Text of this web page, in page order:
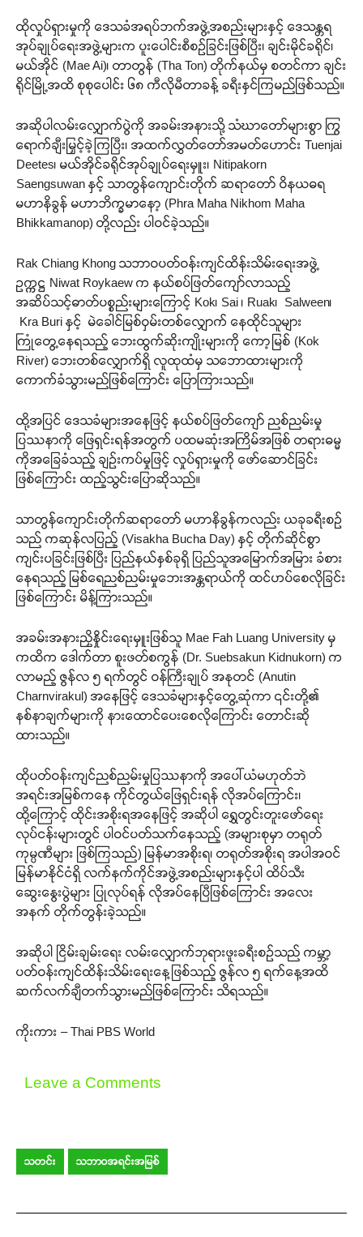
ထိုလှုပ်ရှားမှုကို ဒေသခံအရပ်ဘက်အဖွဲ့အစည်းများနှင့် ဒေသန္တရ
အုပ်ချုပ်ရေးအဖွဲ့များက ပူးပေါင်းစီစဉ်ခြင်းဖြစ်ပြီး၊ ချင်းမိုင်ခရိုင်၊
မယ်အိုင် (Mae Ai)၊ တာတွန် (Tha Ton) တိုက်နယ်မှ စတင်ကာ ချင်း
ရိုင်မြို့အထိ စုစုပေါင်း ၆၈ ကီလိုမီတာခန့် ခရီးနှင်ကြမည်ဖြစ်သည်။
အဆိုပါလမ်းလျှောက်ပွဲကို အခမ်းအနားသို့ သံဃာတော်များစွာ ကြွ
ရောက်ချီးမြှင့်ခဲ့ကြပြီး၊ အထက်လွှတ်တော်အမတ်ဟောင်း Tuenjai
Deetes၊ မယ်အိုင်ခရိုင်အုပ်ချုပ်ရေးမှူး၊ Nitipakorn
Saengsuwan နှင့် သာတွန်ကျောင်းတိုက် ဆရာတော် ဝိနယဓရ
မဟာနိခွန် မဟာဘိက္ခမာနော့ (Phra Maha Nikhom Maha
Bhikkamanop) တို့လည်း ပါဝင်ခဲ့သည်။
Rak Chiang Khong သဘာဝပတ်ဝန်းကျင်ထိန်းသိမ်းရေးအဖွဲ့
ဥက္ကဋ္ဌ Niwat Roykaew က နယ်စပ်ဖြတ်ကျော်လာသည့်
အဆိပ်သင့်ဓာတ်ပစ္စည်းများကြောင့် Kok၊ Sai ၊ Ruak၊ Salween၊
Kra Buri နှင့် မဲခေါင်မြစ်ဝှမ်းတစ်လျှောက် နေထိုင်သူများ
ကြုံတွေ့နေရသည့် ဘေးထွက်ဆိုးကျိုးများကို ကော့မြစ် (Kok
River) ဘေးတစ်လျှောက်ရှိ လူထုထံမှ သဘောထားများကို
ကောက်ခံသွားမည်ဖြစ်ကြောင်း ပြောကြားသည်။
ထို့အပြင် ဒေသခံများအနေဖြင့် နယ်စပ်ဖြတ်ကျော် ညစ်ညမ်းမှု
ပြဿနာကို ဖြေရှင်းရန်အတွက် ပထမဆုံးအကြိမ်အဖြစ် တရားဓမ္မ
ကိုအခြေခံသည့် ချဉ်းကပ်မှုဖြင့် လှုပ်ရှားမှုကို ဖော်ဆောင်ခြင်း
ဖြစ်ကြောင်း ထည့်သွင်းပြောဆိုသည်။
သာတွန်ကျောင်းတိုက်ဆရာတော် မဟာနိခွန်ကလည်း ယခုခရီးစဉ်
သည် ကဆုန်လပြည့် (Visakha Bucha Day) နှင့် တိုက်ဆိုင်စွာ
ကျင်းပခြင်းဖြစ်ပြီး ပြည်နယ်နှစ်ခုရှိ ပြည်သူအမြောက်အမြား ခံစား
နေရသည့် မြစ်ရေညစ်ညမ်းမှုဘေးအန္တရာယ်ကို ထင်ဟပ်စေလိုခြင်း
ဖြစ်ကြောင်း မိန့်ကြားသည်။
အခမ်းအနားညှိနှိုင်းရေးမှူးဖြစ်သူ Mae Fah Luang University မှ
ကထိက ဒေါက်တာ စူးဖတ်စကွန် (Dr. Suebsakun Kidnukorn) က
လာမည့် ဇွန်လ ၅ ရက်တွင် ဝန်ကြီးချုပ် အနုတင် (Anutin
Charnvirakul) အနေဖြင့် ဒေသခံများနှင့်တွေ့ဆုံကာ ၎င်းတို့၏
နစ်နာချက်များကို နားထောင်ပေးစေလိုကြောင်း တောင်းဆို
ထားသည်။
ထိုပတ်ဝန်းကျင်ညစ်ညမ်းမှုပြဿနာကို အပေါ်ယံမဟုတ်ဘဲ
အရင်းအမြစ်ကနေ ကိုင်တွယ်ဖြေရှင်းရန် လိုအပ်ကြောင်း၊
ထို့ကြောင့် ထိုင်းအစိုးရအနေဖြင့် အဆိုပါ ရွှေတွင်းတူးဖော်ရေး
လုပ်ငန်းများတွင် ပါဝင်ပတ်သက်နေသည့် (အများစုမှာ တရုတ်
ကုမ္ပဏီများ ဖြစ်ကြသည်) မြန်မာအစိုးရ၊ တရုတ်အစိုးရ အပါအဝင်
မြန်မာနိုင်ငံရှိ လက်နက်ကိုင်အဖွဲ့အစည်းများနှင့်ပါ ထိပ်သီး
ဆွေးနွေးပွဲများ ပြုလုပ်ရန် လိုအပ်နေပြီဖြစ်ကြောင်း အလေး
အနက် တိုက်တွန်းခဲ့သည်။
အဆိုပါ ငြိမ်းချမ်းရေး လမ်းလျှောက်ဘုရားဖူးခရီးစဉ်သည် ကမ္ဘာ့
ပတ်ဝန်းကျင်ထိန်းသိမ်းရေးနေ့ဖြစ်သည့် ဇွန်လ ၅ ရက်နေ့အထိ
ဆက်လက်ချီတက်သွားမည်ဖြစ်ကြောင်း သိရသည်။
ကိုးကား – Thai PBS World
Leave a Comments
သတင်း သဘာဝအရင်းအမြစ်